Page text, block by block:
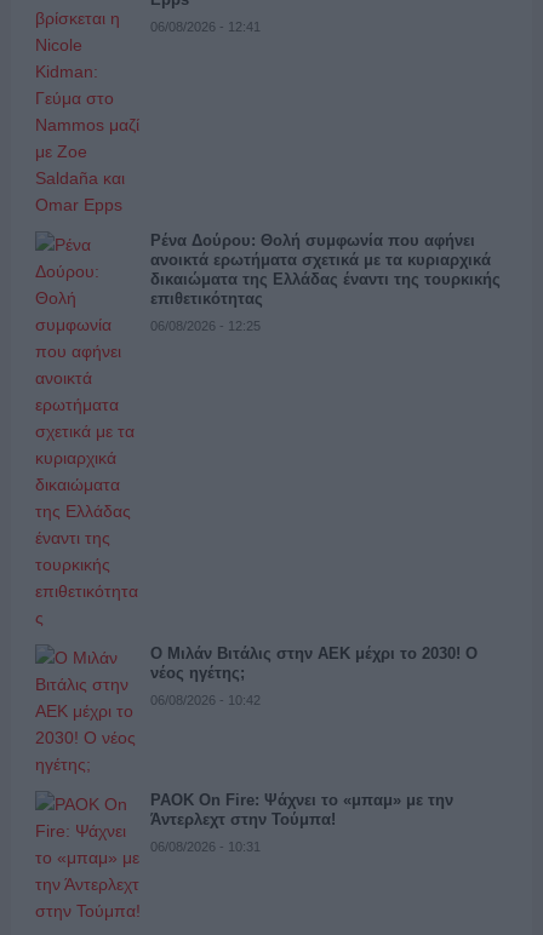
06/08/2026 - 12:41
Ρένα Δούρου: Θολή συμφωνία που αφήνει
ανοικτά ερωτήματα σχετικά με τα κυριαρχικά
δικαιώματα της Ελλάδας έναντι της τουρκικής
επιθετικότητας
06/08/2026 - 12:25
Ο Μιλάν Βιτάλις στην ΑΕΚ μέχρι το 2030! Ο
νέος ηγέτης;
06/08/2026 - 10:42
PAOK On Fire: Ψάχνει το «μπαμ» με την
Άντερλεχτ στην Τούμπα!
06/08/2026 - 10:31